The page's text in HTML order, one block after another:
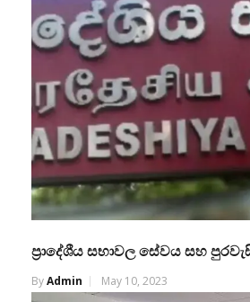
ප්‍රාදේශීය සභාවල සේවය සහ
ByAdmin May 10, 2023